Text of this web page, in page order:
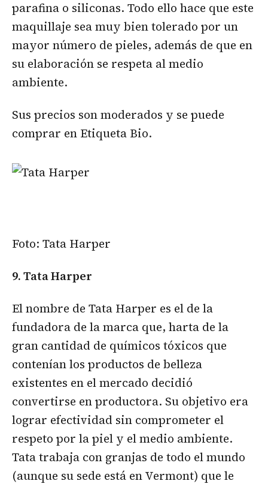
parafina o siliconas. Todo ello hace que este
maquillaje sea muy bien tolerado por un
mayor número de pieles, además de que en
su elaboración se respeta al medio
ambiente.
Sus precios son moderados y se puede
comprar en Etiqueta Bio.
Foto: Tata Harper
9. Tata Harper
El nombre de Tata Harper es el de la
fundadora de la marca que, harta de la
gran cantidad de químicos tóxicos que
contenían los productos de belleza
existentes en el mercado decidió
convertirse en productora. Su objetivo era
lograr efectividad sin comprometer el
respeto por la piel y el medio ambiente.
Tata trabaja con granjas de todo el mundo
(aunque su sede está en Vermont) que le